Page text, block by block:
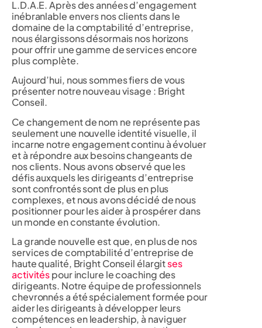
L.D.A.E. Après des années d’engagement
inébranlable envers nos clients dans le
domaine de la comptabilité d’entreprise,
nous élargissons désormais nos horizons
pour offrir une gamme de services encore
plus complète.
Aujourd’hui, nous sommes fiers de vous
présenter notre nouveau visage : Bright
Conseil.
Ce changement de nom ne représente pas
seulement une nouvelle identité visuelle, il
incarne notre engagement continu à évoluer
et à répondre aux besoins changeants de
nos clients. Nous avons observé que les
défis auxquels les dirigeants d’entreprise
sont confrontés sont de plus en plus
complexes, et nous avons décidé de nous
positionner pour les aider à prospérer dans
un monde en constante évolution.
La grande nouvelle est que, en plus de nos
services de comptabilité d’entreprise de
haute qualité, Bright Conseil élargitses
activitéspour inclure le coaching des
dirigeants. Notre équipe de professionnels
chevronnés a été spécialement formée pour
aider les dirigeants à développer leurs
compétences en leadership, à naviguer